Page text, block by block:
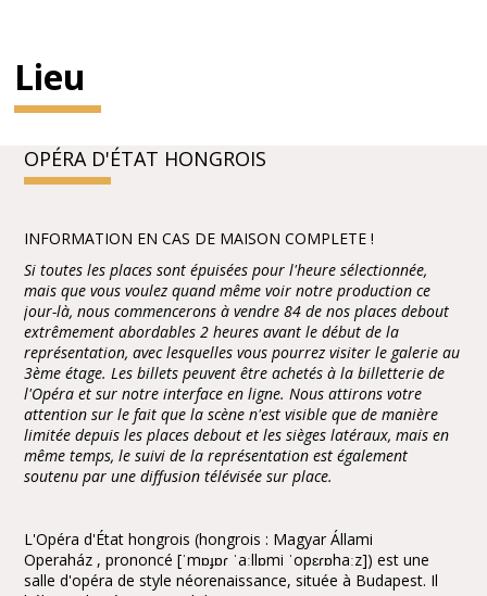
Lieu
OPÉRA D'ÉTAT HONGROIS
INFORMATION EN CAS DE MAISON COMPLETE !
Si toutes les places sont épuisées pour l'heure sélectionnée,
mais que vous voulez quand même voir notre production ce
jour-là, nous commencerons à vendre 84 de nos places debout
extrêmement abordables 2 heures avant le début de la
représentation, avec lesquelles vous pourrez visiter le galerie au
3ème étage. Les billets peuvent être achetés à la billetterie de
l'Opéra et sur notre interface en ligne. Nous attirons votre
attention sur le fait que la scène n'est visible que de manière
limitée depuis les places debout et les sièges latéraux, mais en
même temps, le suivi de la représentation est également
soutenu par une diffusion télévisée sur place.
L'Opéra d'État hongrois (hongrois : Magyar Állami
Operaház , prononcé [ˈmɒɟɒɾ ˈaːllɒmi ˈopɛɾɒhaːz]) est une
salle d'opéra de style néorenaissance, située à Budapest. Il